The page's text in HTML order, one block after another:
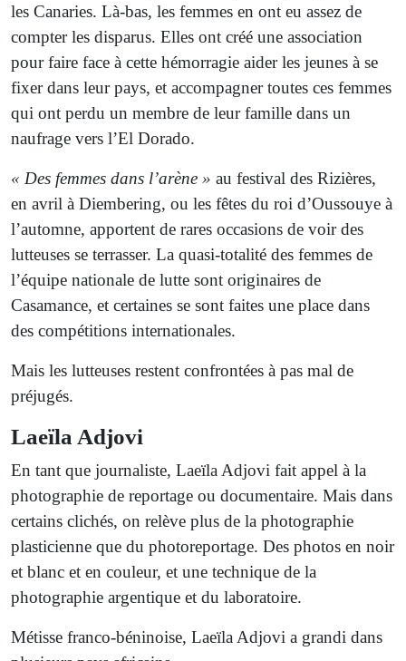
les Canaries. Là-bas, les femmes en ont eu assez de
compter les disparus. Elles ont créé une association
pour faire face à cette hémorragie aider les jeunes à se
fixer dans leur pays, et accompagner toutes ces femmes
qui ont perdu un membre de leur famille dans un
naufrage vers l’El Dorado.
« Des femmes dans l’arène » au festival des Rizières,
en avril à Diembering, ou les fêtes du roi d’Oussouye à
l’automne, apportent de rares occasions de voir des
lutteuses se terrasser. La quasi-totalité des femmes de
l’équipe nationale de lutte sont originaires de
Casamance, et certaines se sont faites une place dans
des compétitions internationales.
Mais les lutteuses restent confrontées à pas mal de
préjugés.
Laeïla Adjovi
En tant que journaliste, Laeïla Adjovi fait appel à la
photographie de reportage ou documentaire. Mais dans
certains clichés, on relève plus de la photographie
plasticienne que du photoreportage. Des photos en noir
et blanc et en couleur, et une technique de la
photographie argentique et du laboratoire.
Métisse franco-béninoise, Laeïla Adjovi a grandi dans